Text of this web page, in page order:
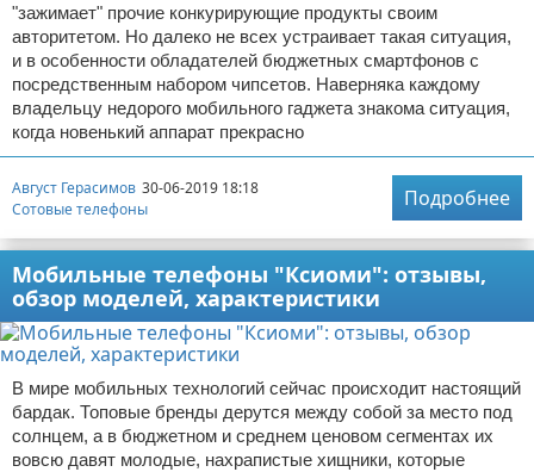
"зажимает" прочие конкурирующие продукты своим
авторитетом. Но далеко не всех устраивает такая ситуация,
и в особенности обладателей бюджетных смартфонов с
посредственным набором чипсетов. Наверняка каждому
владельцу недорого мобильного гаджета знакома ситуация,
когда новенький аппарат прекрасно
Август Герасимов 30-06-2019 18:18
Сотовые телефоны
Подробнее
Мобильные телефоны "Ксиоми": отзывы,
обзор моделей, характеристики
В мире мобильных технологий сейчас происходит настоящий
бардак. Топовые бренды дерутся между собой за место под
солнцем, а в бюджетном и среднем ценовом сегментах их
вовсю давят молодые, нахрапистые хищники, которые